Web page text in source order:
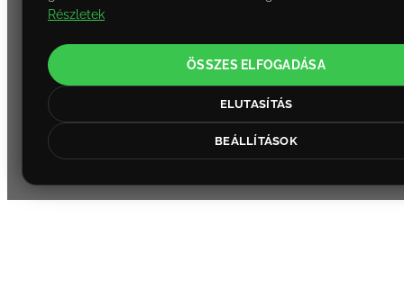
Részletek
ELUTASÍTÁS
BEÁLLÍTÁSOK
ÖSSZES ELFOGADÁSA